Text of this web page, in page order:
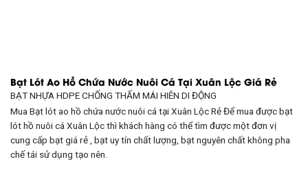
Bạt Lót Ao Hồ Chứa Nước Nuôi Cá Tại Xuân Lộc Giá Rẻ
BẠT NHỰA HDPE CHỐNG THẤM MÁI HIÊN DI ĐỘNG
Mua Bạt lót ao hồ chứa nước nuôi cá tại Xuân Lộc Rẻ Để mua được bạt
lót hồ nuôi cá Xuân Lộc thì khách hàng có thể tìm được một đơn vị
cung cấp bạt giá rẻ , bạt uy tín chất lượng, bạt nguyên chất không pha
chế tái sử dụng tạo nên.